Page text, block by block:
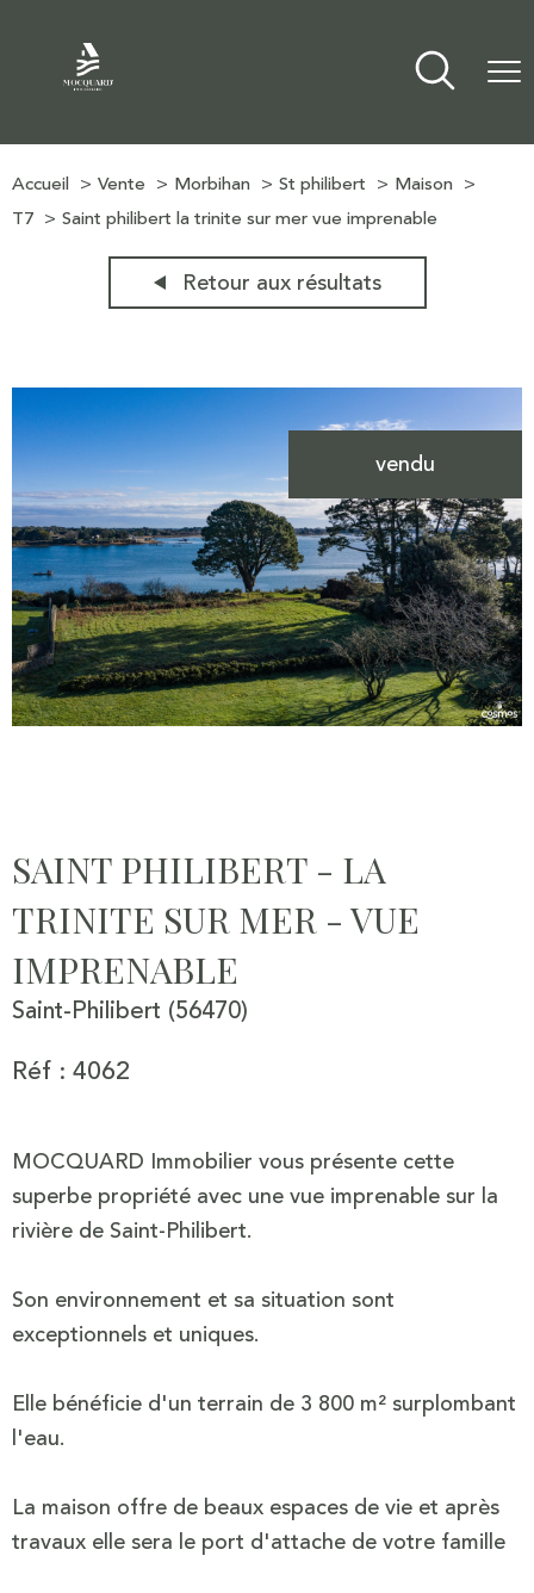
Accueil Vente Morbihan St philibert
Maison
T7
Saint philibert la trinite sur mer vue imprenable
Retour aux résultats
vendu
SAINT PHILIBERT - LA
TRINITE SUR MER - VUE
IMPRENABLE
Saint-Philibert (56470)
Réf : 4062
MOCQUARD Immobilier vous présente cette
superbe propriété avec une vue imprenable sur la
rivière de Saint-Philibert.
Son environnement et sa situation sont
exceptionnels et uniques.
Elle bénéficie d'un terrain de 3 800 m² surplombant
l'eau.
La maison offre de beaux espaces de vie et après
travaux elle sera le port d'attache de votre famille